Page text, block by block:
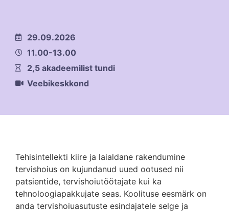
29.09.2026
11.00-13.00
2,5 akadeemilist tundi
Veebikeskkond
Tehisintellekti kiire ja laialdane rakendumine
tervishoius on kujundanud uued ootused nii
patsientide, tervishoiutöötajate kui ka
tehnoloogiapakkujate seas. Koolituse eesmärk on
anda tervishoiuasutuste esindajatele selge ja